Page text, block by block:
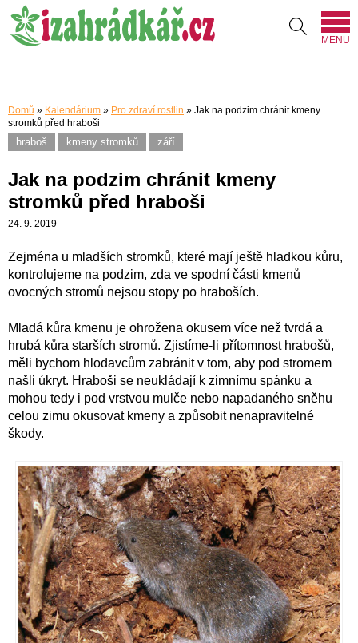
MENU
Domů » Kalendárium » Pro zdraví rostlin » Jak na podzim chránit kmeny
stromků před hraboši
hraboš kmeny stromků září
Jak na podzim chránit kmeny
stromků před hraboši
24. 9. 2019
Zejména u mladších stromků, které mají ještě hladkou kůru,
kontrolujeme na podzim, zda ve spodní části kmenů
ovocných stromů nejsou stopy po hraboších.
Mladá kůra kmenu je ohrožena okusem více než tvrdá a
hrubá kůra starších stromů. Zjistíme-li přítomnost hrabošů,
měli bychom hlodavcům zabránit v tom, aby pod stromem
našli úkryt. Hraboši se neukládají k zimnímu spánku a
mohou tedy i pod vrstvou mulče nebo napadaného sněhu
celou zimu okusovat kmeny a způsobit nenapravitelné
škody.